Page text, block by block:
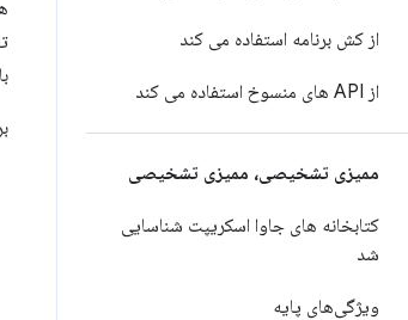
از کش برنامه استفاده می کند
از API های منسوخ استفاده می کند
ممیزی تشخیصی، ممیزی تشخیصی
کتابخانه های جاوا اسکریپت شناسایی
شد
ویژگی‌های پایه